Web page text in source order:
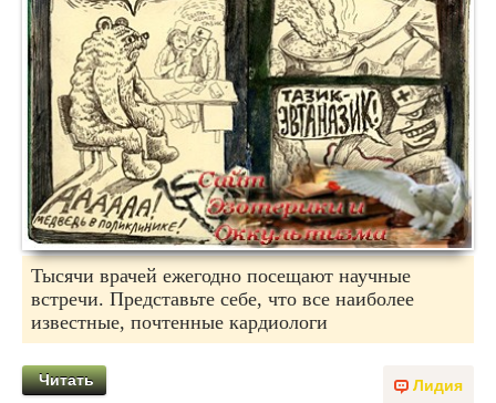
Тысячи врачей ежегодно посещают научные
встречи. Представьте себе, что все наиболее
известные, почтенные кардиологи
Лидия
Читать